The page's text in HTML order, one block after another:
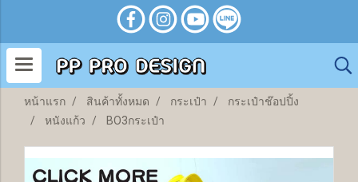
หน้าแรก สินค้าทั้งหมด กระเป๋า
กระเป๋าช๊อปปิ้ง
หนังแก้ว
BO3กระเป๋า